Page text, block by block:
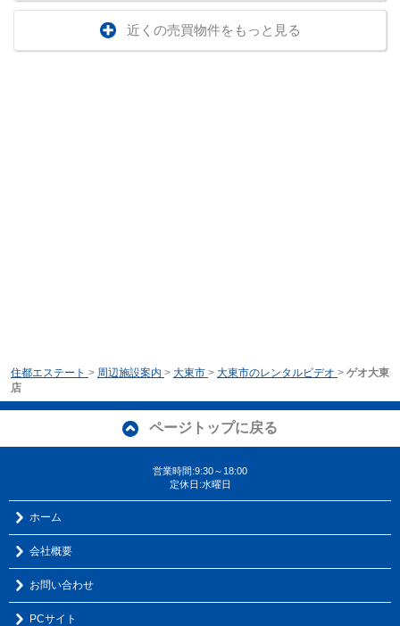
近くの売買物件をもっと見る
住都エステート > 周辺施設案内 > 大東市 > 大東市のレンタルビデオ > ゲオ大東
店
ページトップに戻る
営業時間:9:30～18:00
定休日:水曜日
ホーム
会社概要
お問い合わせ
PCサイト